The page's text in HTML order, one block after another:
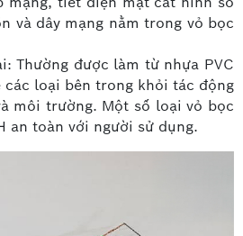
và dây mạng nằm trong vỏ bọc
Thường được làm từ nhựa PVC
các loại bên trong khỏi tác động
môi trường. Một số loại vỏ bọc
an toàn với người sử dụng.